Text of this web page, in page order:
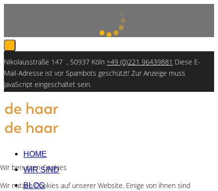
Nikolausstraße 147 , 50937 Köln +49 (0)221 96439881 Diese E-
Mail-Adresse ist vor Spambots geschützt! Zur Anzeige muss
JavaScript eingeschaltet sein.
HOME
WIR SIND
BLOG
Wir benutzen Cookies
Wir nutzen Cookies auf unserer Website. Einige von ihnen sind